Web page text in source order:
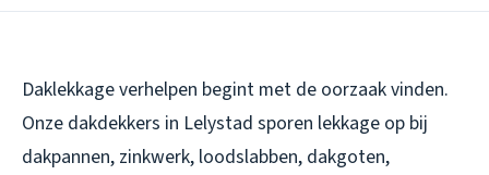
Daklekkage verhelpen begint met de oorzaak vinden.
Onze dakdekkers in Lelystad sporen lekkage op bij
dakpannen, zinkwerk, loodslabben, dakgoten,